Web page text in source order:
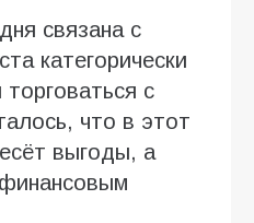
связана с
категорически
с
что в этот
выгоды, а